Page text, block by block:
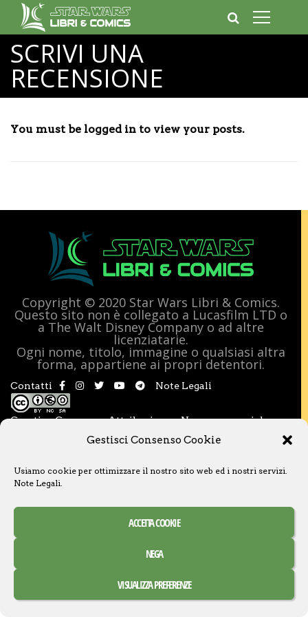
Gestisci Consenso Cookie
Usiamo cookie per ottimizzare il nostro sito web ed i nostri servizi.
Note Legali.
ACCETTA COOKIE
NEGA
VISUALIZZA PREFERENZE
SCRIVI UNA
RECENSIONE
You must be logged in to view your posts.
Copyright © 2020 Star Wars Libri & Comics.
Questo sito non è collegato a Lucasfilm LTD o
a The Walt Disney Company o ad altre
licenziatarie.
Ogni nome, titolo, immagine o qualsiasi altra
forma, appartiene ai propri detentori.
Contatti Note Legali
Creative Commons Attribuzione – Non commerciale –